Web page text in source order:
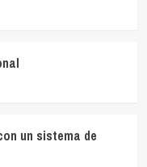
un sistema de